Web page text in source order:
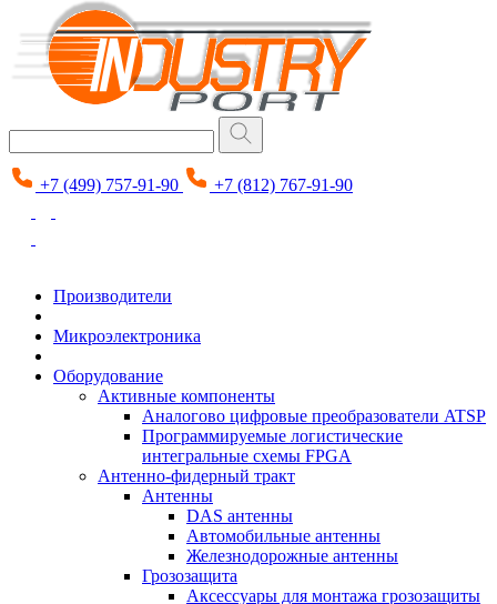
+7 (499) 757-91-90 +7 (812) 767-91-90
Производители
Микроэлектроника
Оборудование
Активные компоненты
Аналогово цифровые преобразователи ATSP
Программируемые логистические
интегральные схемы FPGA
Антенно-фидерный тракт
Антенны
DAS антенны
Автомобильные антенны
Железнодорожные антенны
Грозозащита
Аксессуары для монтажа грозозащиты